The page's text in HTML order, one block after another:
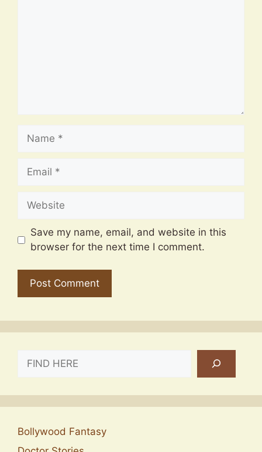
Name
Email
Website
Save my name, email, and website in this
browser for the next time I comment.
Bollywood Fantasy